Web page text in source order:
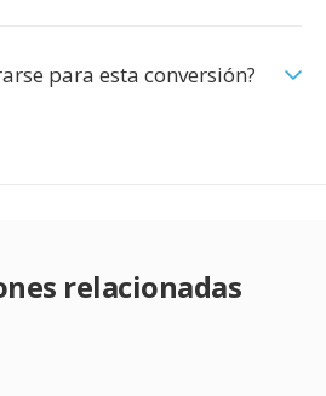
para esta conversión?
relacionadas